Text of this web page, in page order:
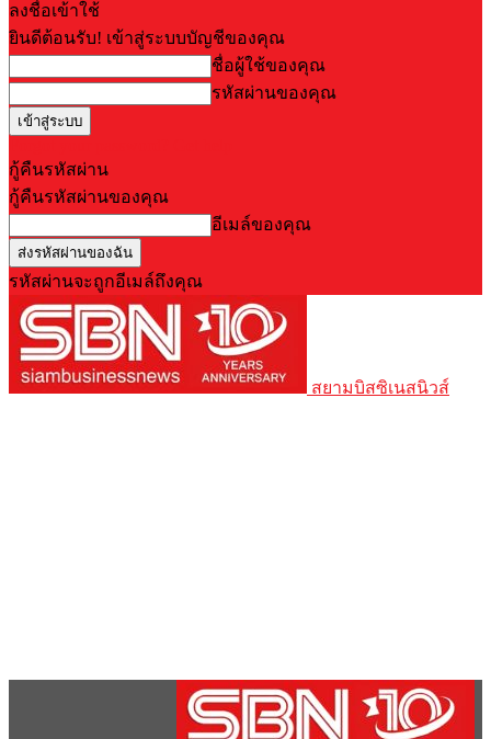
ลงชื่อเข้าใช้
ยินดีต้อนรับ! เข้าสู่ระบบบัญชีของคุณ
ชื่อผู้ใช้ของคุณ
รหัสผ่านของคุณ
กู้คืนรหัสผ่าน
กู้คืนรหัสผ่านของคุณ
อีเมล์ของคุณ
รหัสผ่านจะถูกอีเมล์ถึงคุณ
สยามบิสซิเนสนิวส์